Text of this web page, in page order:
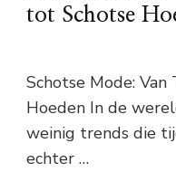
tot Schotse
Schotse Mode:
Hoeden In de
weinig trends die
echter …